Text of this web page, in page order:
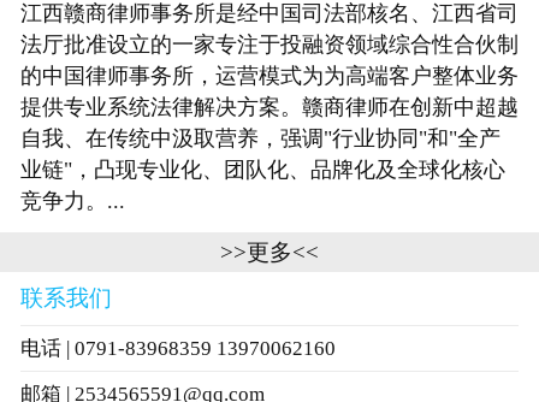
江西赣商律师事务所是经中国司法部核名、江西省司
法厅批准设立的一家专注于投融资领域综合性合伙制
的中国律师事务所，运营模式为为高端客户整体业务
提供专业系统法律解决方案。赣商律师在创新中超越
自我、在传统中汲取营养，强调"行业协同"和"全产
业链"，凸现专业化、团队化、品牌化及全球化核心
竞争力。...
>>更多<<
联系我们
电话 | 0791-83968359 13970062160
邮箱 | 2534565591@qq.com